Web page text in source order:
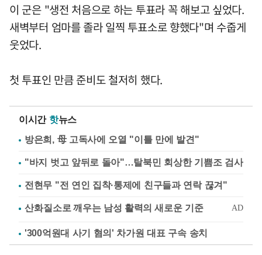
이 군은 "생전 처음으로 하는 투표라 꼭 해보고 싶었다.
새벽부터 엄마를 졸라 일찍 투표소로 향했다"며 수줍게
웃었다.
첫 투표인 만큼 준비도 철저히 했다.
이시간 핫뉴스
방은희, 母 고독사에 오열 "이틀 만에 발견"
"바지 벗고 앞뒤로 돌아"…탈북민 회상한 기쁨조 검사
전현무 "전 연인 집착·통제에 친구들과 연락 끊겨"
'300억원대 사기 혐의' 차가원 대표 구속 송치